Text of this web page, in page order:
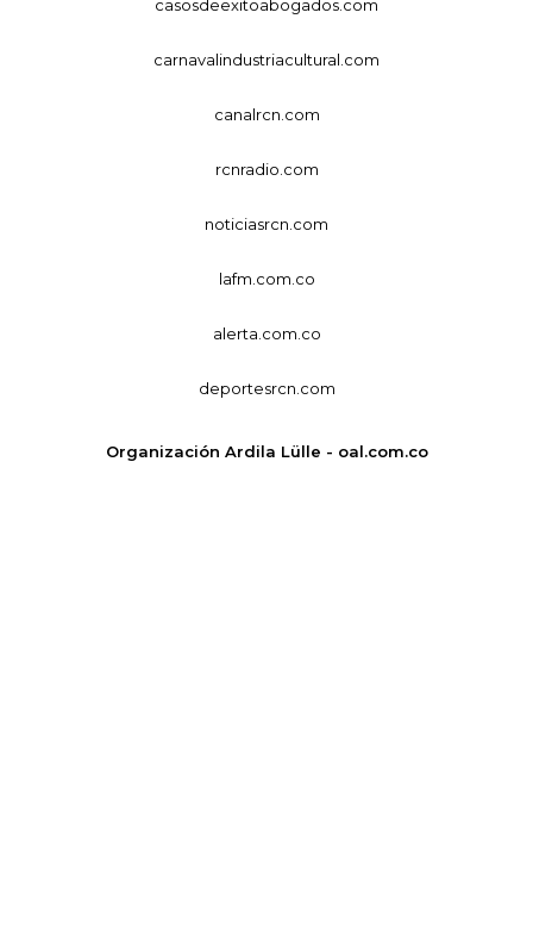
casosdeexitoabogados.com
carnavalindustriacultural.com
canalrcn.com
rcnradio.com
noticiasrcn.com
lafm.com.co
alerta.com.co
deportesrcn.com
Organización Ardila Lülle - oal.com.co